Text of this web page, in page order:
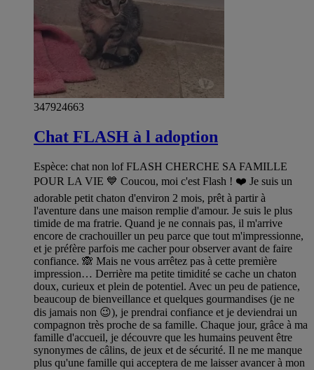
347924663
Chat FLASH à l adoption
Espèce: chat non lof FLASH CHERCHE SA FAMILLE
POUR LA VIE 💙 Coucou, moi c'est Flash ! ❤️ Je suis un
adorable petit chaton d'environ 2 mois, prêt à partir à
l'aventure dans une maison remplie d'amour. Je suis le plus
timide de ma fratrie. Quand je ne connais pas, il m'arrive
encore de crachouiller un peu parce que tout m'impressionne,
et je préfère parfois me cacher pour observer avant de faire
confiance. 🙈 Mais ne vous arrêtez pas à cette première
impression… Derrière ma petite timidité se cache un chaton
doux, curieux et plein de potentiel. Avec un peu de patience,
beaucoup de bienveillance et quelques gourmandises (je ne
dis jamais non 😉), je prendrai confiance et je deviendrai un
compagnon très proche de sa famille. Chaque jour, grâce à ma
famille d'accueil, je découvre que les humains peuvent être
synonymes de câlins, de jeux et de sécurité. Il ne me manque
plus qu'une famille qui acceptera de me laisser avancer à mon